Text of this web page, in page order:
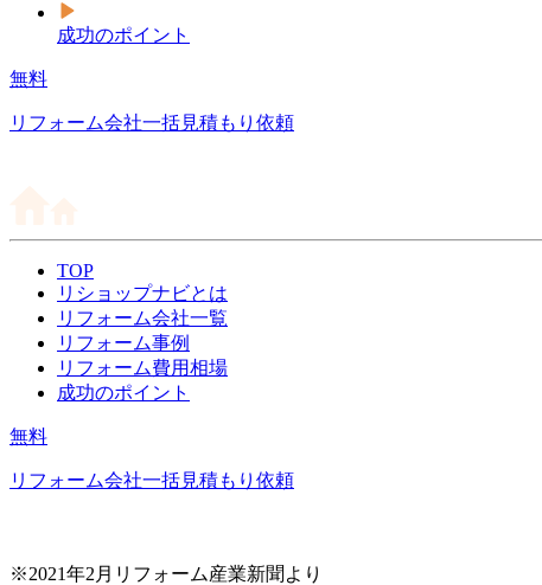
成功のポイント
無料
リフォーム会社一括見積もり依頼
TOP
リショップナビとは
リフォーム会社一覧
リフォーム事例
リフォーム費用相場
成功のポイント
無料
リフォーム会社一括見積もり依頼
※2021年2月リフォーム産業新聞より